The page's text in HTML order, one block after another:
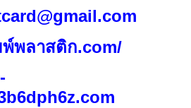
พลาสติก.com/
com